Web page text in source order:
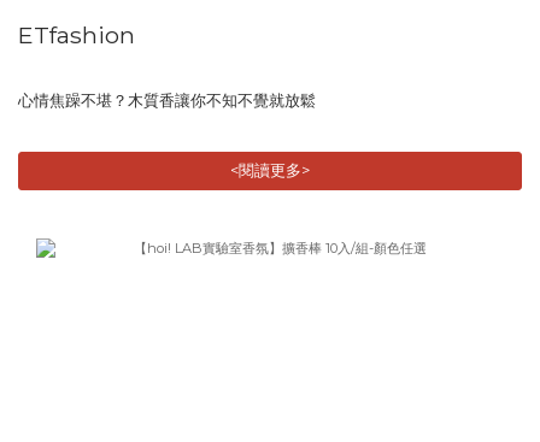
ETfashion
心情焦躁不堪？木質香讓你不知不覺就放鬆
<閱讀更多>